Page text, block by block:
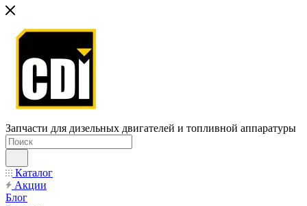
Запчасти для дизельных двигателей и топливной аппаратуры
Каталог
Акции
Блог